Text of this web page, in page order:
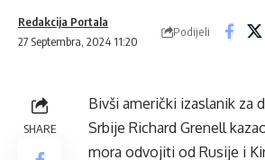
27 Septembra, 2024 11:20
Redakcija Portala
Podijeli
SHARE
Bivši američki izaslanik za
Srbije Richard Grenell
mora odvojiti od Rusije i